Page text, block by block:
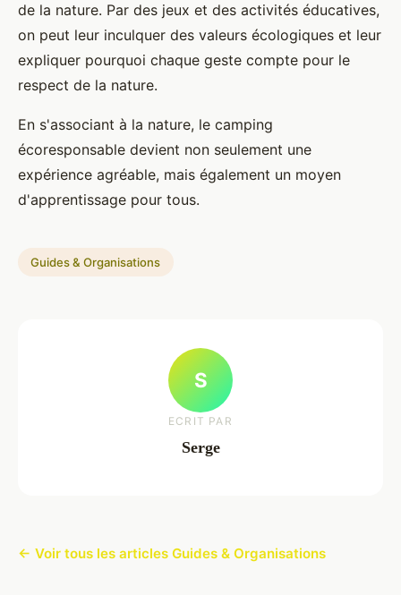
de la nature. Par des jeux et des activités éducatives,
on peut leur inculquer des valeurs écologiques et leur
expliquer pourquoi chaque geste compte pour le
respect de la nature.
En s'associant à la nature, le camping
écoresponsable devient non seulement une
expérience agréable, mais également un moyen
d'apprentissage pour tous.
Guides & Organisations
S
ECRIT PAR
Serge
← Voir tous les articles Guides & Organisations